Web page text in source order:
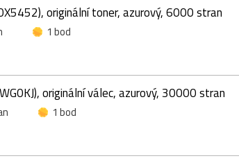
originální toner, azurový, 6000 stran
1 bod
originální válec, azurový, 30000 stran
1 bod